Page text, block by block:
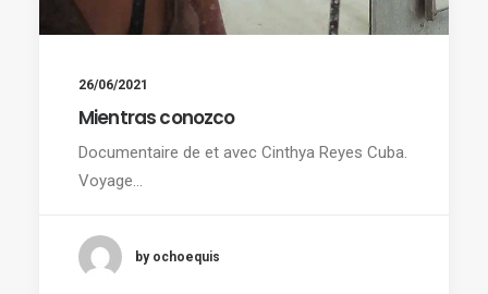
26/06/2021
Mientras conozco
Documentaire de et avec Cinthya Reyes Cuba.
Voyage…
by ochoequis